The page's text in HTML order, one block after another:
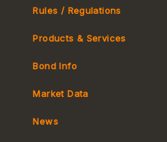
Rules / Regulations
Tax
Products & Services
MeBond
Bond Info
Market Data
Yield Curve
News